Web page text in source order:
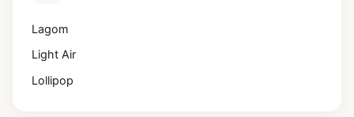
Lagom
Light Air
Lollipop